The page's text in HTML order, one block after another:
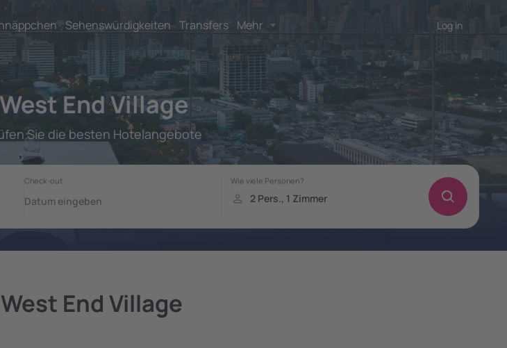
Sehenswürdigkeiten Transfers Mehr Log in
End Village
Sie die besten Hotelangebote
End Village